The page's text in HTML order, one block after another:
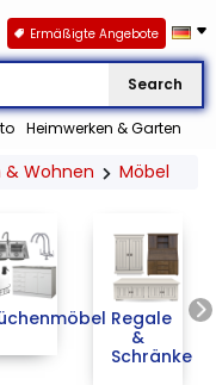
Search
Heimwerken & Garten
Ermäßigte Angebote
& Wohnen Möbel
Regale
&
Schränke